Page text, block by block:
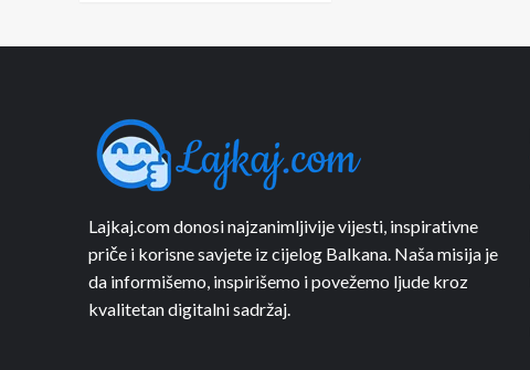
Lajkaj.com donosi najzanimljivije vijesti, inspirativne
priče i korisne savjete iz cijelog Balkana. Naša misija je
da informišemo, inspirišemo i povežemo ljude kroz
kvalitetan digitalni sadržaj.